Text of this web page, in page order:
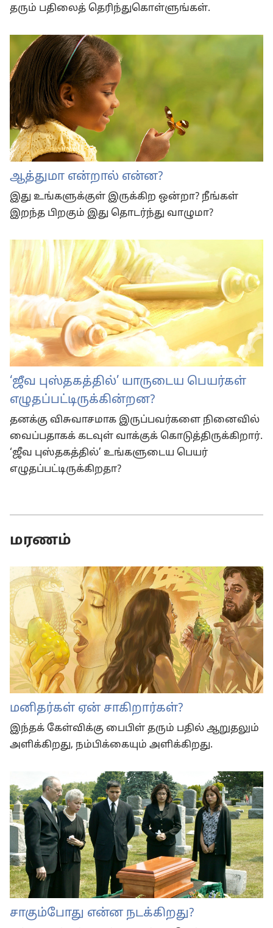
தரும் பதிலைத் தெரிந்துகொள்ளுங்கள்.
ஆத்துமா என்றால் என்ன?
இது உங்களுக்குள் இருக்கிற ஒன்றா? நீங்கள்
இறந்த பிறகும் இது தொடர்ந்து வாழுமா?
‘ஜீவ புஸ்தகத்தில்’ யாருடைய பெயர்கள்
எழுதப்பட்டிருக்கின்றன?
தனக்கு விசுவாசமாக இருப்பவர்களை நினைவில்
வைப்பதாகக் கடவுள் வாக்குக் கொடுத்திருக்கிறார்.
‘ஜீவ புஸ்தகத்தில்’ உங்களுடைய பெயர்
எழுதப்பட்டிருக்கிறதா?
மரணம்
மனிதர்கள் ஏன் சாகிறார்கள்?
இந்தக் கேள்விக்கு பைபிள் தரும் பதில் ஆறுதலும்
அளிக்கிறது, நம்பிக்கையும் அளிக்கிறது.
சாகும்போது என்ன நடக்கிறது?